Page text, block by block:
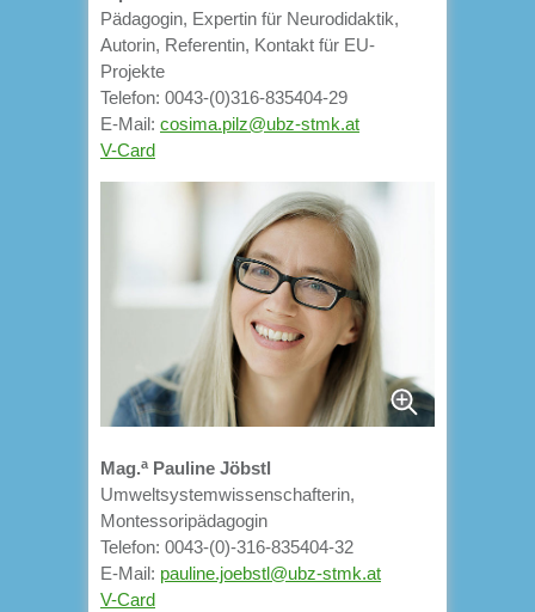
Pädagogin, Expertin für Neurodidaktik,
Autorin, Referentin, Kontakt für EU-
Projekte
Telefon: 0043-(0)316-835404-29
E-Mail: cosima.pilz@ubz-stmk.at
V-Card
Mag.aPauline Jöbstl
Umweltsystemwissenschafterin,
Montessoripädagogin
Telefon: 0043-(0)-316-835404-32
E-Mail: pauline.joebstl@ubz-stmk.at
V-Card